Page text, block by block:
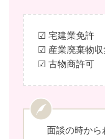
☑ 宅建業免許
☑ 産業廃棄物
☑ 古物商許可
面談の時から